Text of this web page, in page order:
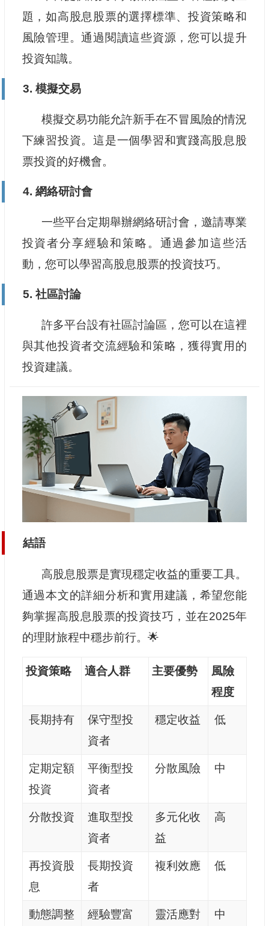
題，如高股息股票的選擇標準、投資策略和
風險管理。通過閱讀這些資源，您可以提升
投資知識。
3. 模擬交易
模擬交易功能允許新手在不冒風險的情況
下練習投資。這是一個學習和實踐高股息股
票投資的好機會。
4. 網絡研討會
一些平台定期舉辦網絡研討會，邀請專業
投資者分享經驗和策略。通過參加這些活
動，您可以學習高股息股票的投資技巧。
5. 社區討論
許多平台設有社區討論區，您可以在這裡
與其他投資者交流經驗和策略，獲得實用的
投資建議。
結語
高股息股票是實現穩定收益的重要工具。
通過本文的詳細分析和實用建議，希望您能
夠掌握高股息股票的投資技巧，並在2025年
的理財旅程中穩步前行。🌟
投資策略 適合人群 主要優勢
風險
程度
長期持有
保守型投
資者
穩定收益 低
定期定額
投資
平衡型投
資者
分散風險 中
分散投資
進取型投
資者
多元化收
益
高
再投資股
息
長期投資
者
複利效應 低
動態調整
經驗豐富
靈活應對
中